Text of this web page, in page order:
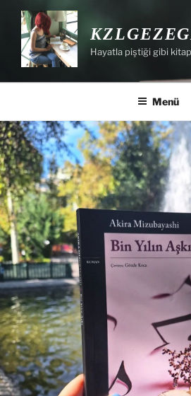
İçeriğe
Hayatla piştiği gibi
Menü